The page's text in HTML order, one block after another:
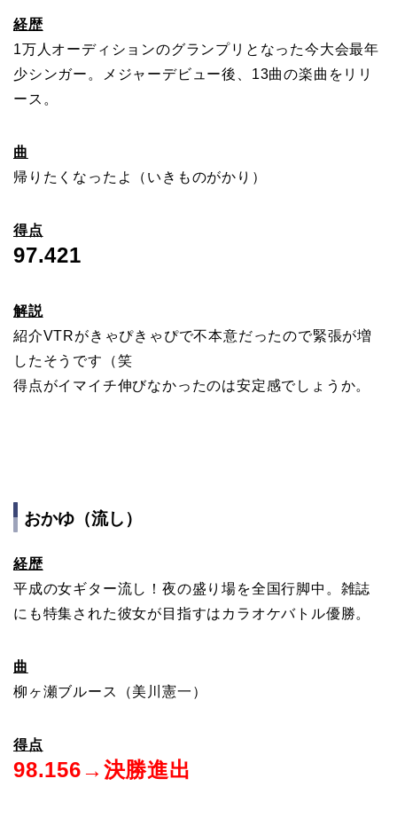
経歴
1万人オーディションのグランプリとなった今大会最年
少シンガー。メジャーデビュー後、13曲の楽曲をリリ
ース。
曲
帰りたくなったよ（いきものがかり）
得点
97.421
解説
紹介VTRがきゃぴきゃぴで不本意だったので緊張が増
したそうです（笑
得点がイマイチ伸びなかったのは安定感でしょうか。
おかゆ（流し）
経歴
平成の女ギター流し！夜の盛り場を全国行脚中。雑誌
にも特集された彼女が目指すはカラオケバトル優勝。
曲
柳ヶ瀬ブルース（美川憲一）
得点
98.156→決勝進出